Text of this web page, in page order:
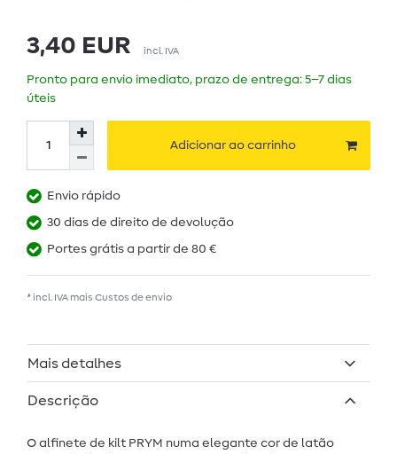
3,40 EUR incl. IVA
Pronto para envio imediato, prazo de entrega: 5–7 dias
úteis
Adicionar ao carrinho
Envio rápido
30 dias de direito de devolução
Portes grátis a partir de 80 €
* incl. IVA mais Custos de envio
Mais detalhes
Descrição
O alfinete de kilt PRYM numa elegante cor de latão